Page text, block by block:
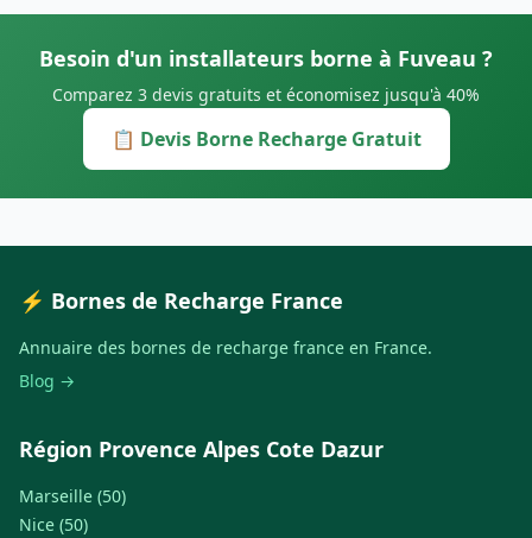
Besoin d'un installateurs borne à Fuveau ?
Comparez 3 devis gratuits et économisez jusqu'à 40%
📋 Devis Borne Recharge Gratuit
⚡ Bornes de Recharge France
Annuaire des bornes de recharge france en France.
Blog →
Région Provence Alpes Cote Dazur
Marseille (50)
Nice (50)